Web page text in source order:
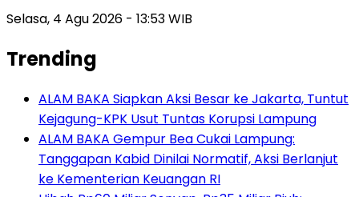
Selasa, 4 Agu 2026 - 13:53 WIB
Trending
ALAM BAKA Siapkan Aksi Besar ke Jakarta, Tuntut
Kejagung-KPK Usut Tuntas Korupsi Lampung
ALAM BAKA Gempur Bea Cukai Lampung:
Tanggapan Kabid Dinilai Normatif, Aksi Berlanjut
ke Kementerian Keuangan RI